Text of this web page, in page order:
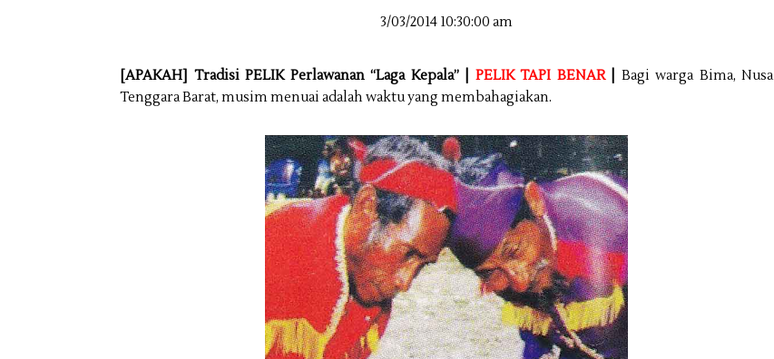
3/03/2014 10:30:00 am
[APAKAH] Tradisi PELIK Perlawanan “Laga Kepala” | PELIK TAPI BENAR| Bagi warga Bima, Nusa
Tenggara Barat, musim menuai adalah waktu yang membahagiakan.